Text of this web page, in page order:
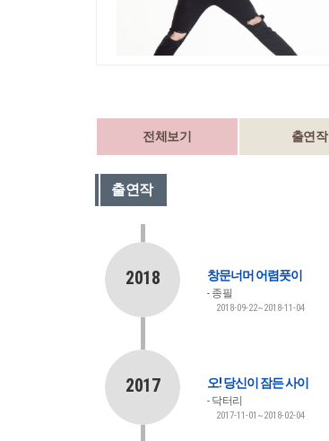
전체보기 출연작
출연작
2018 창문너머 어렴풋이
종필
2018-09-22~2018-11-04
2017 오! 당신이 잠든 사이
닥터리
2017-11-01~2018-02-04